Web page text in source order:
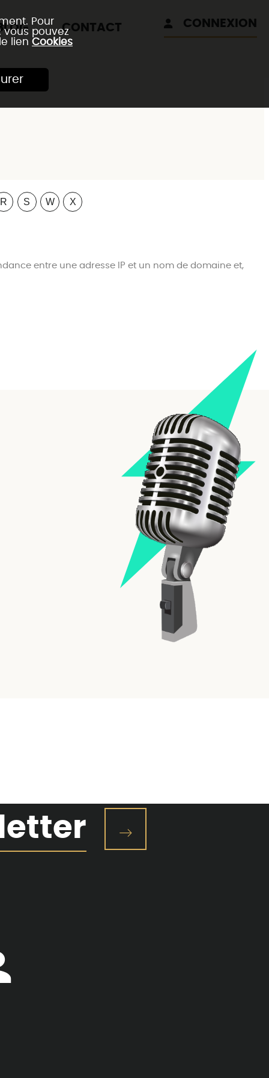
Pour
vous pouvez
lien Cookies
CONTACT CONNEXION
R S W X
entre une adresse IP et un nom de domaine et,